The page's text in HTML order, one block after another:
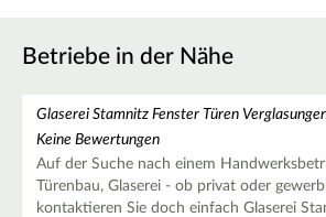
Betriebe in der Nähe
Glaserei Stamnitz Fenster Türen
Keine Bewertungen
Auf der Suche nach einem
Türenbau, Glaserei - ob privat oder
kontaktieren Sie doch einfach Glaserei